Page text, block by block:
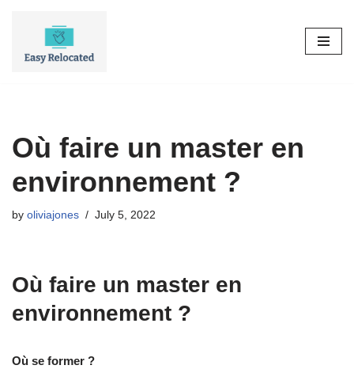
Où faire un master en
environnement ?
by oliviajones July 5, 2022
Où faire un master en
environnement ?
Où se former ?